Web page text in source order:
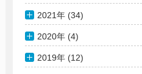
2021年 (34)
2020年 (4)
2019年 (12)